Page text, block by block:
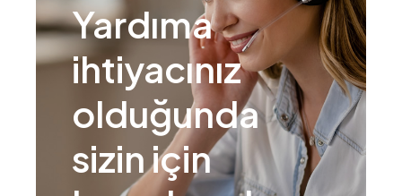
Yardıma
ihtiyacınız
olduğunda
sizin için